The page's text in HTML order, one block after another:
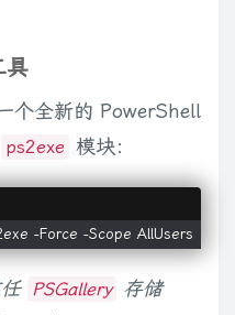
interface portproxy show
{
9\.\*a-zA-Z\-
notmatch "Address|地址|---") {
具
个全新的 PowerShell
ps2exe 模块：
PSGallery 存储